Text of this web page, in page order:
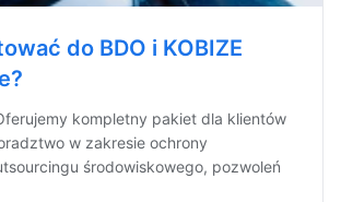
do BDO i KOBIZE
kompletny pakiet dla klientów
w zakresie ochrony
środowiskowego, pozwoleń